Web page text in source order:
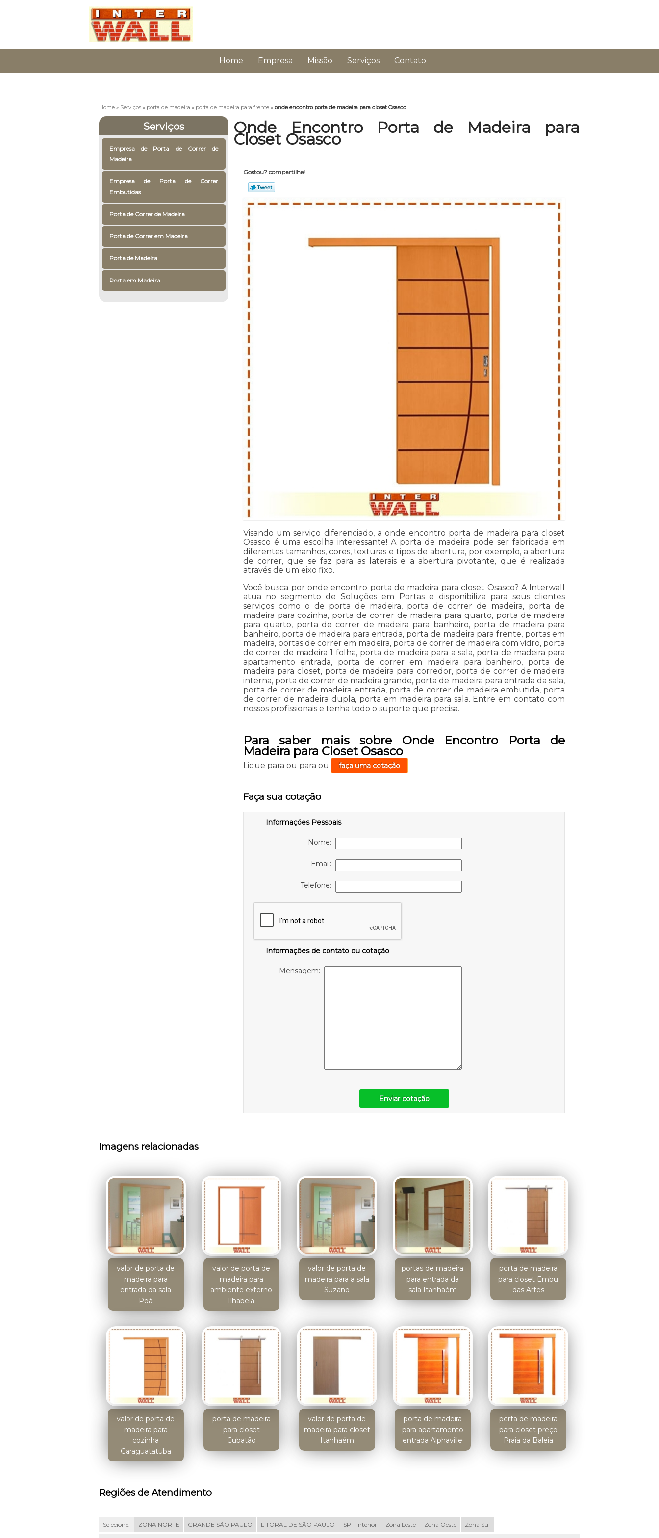
Home Empresa Missão Serviços Contato
Home » Serviços » porta de madeira » porta de madeira para frente » onde encontro porta de madeira para closet Osasco
Serviços
Empresa de Porta de Correr de
Madeira
Empresa de Porta de Correr
Embutidas
Porta de Correr de Madeira
Porta de Correr em Madeira
Porta de Madeira
Porta em Madeira
Onde Encontro Porta de Madeira para
Closet Osasco
Gostou? compartilhe!
Visando um serviço diferenciado, a onde encontro porta de madeira para closet
Osasco é uma escolha interessante! A porta de madeira pode ser fabricada em
diferentes tamanhos, cores, texturas e tipos de abertura, por exemplo, a abertura
de correr, que se faz para as laterais e a abertura pivotante, que é realizada
através de um eixo fixo.
Você busca por onde encontro porta de madeira para closet Osasco? A Interwall
atua no segmento de Soluções em Portas e disponibiliza para seus clientes
serviços como o de porta de madeira, porta de correr de madeira, porta de
madeira para cozinha, porta de correr de madeira para quarto, porta de madeira
para quarto, porta de correr de madeira para banheiro, porta de madeira para
banheiro, porta de madeira para entrada, porta de madeira para frente, portas em
madeira, portas de correr em madeira, porta de correr de madeira com vidro, porta
de correr de madeira 1 folha, porta de madeira para a sala, porta de madeira para
apartamento entrada, porta de correr em madeira para banheiro, porta de
madeira para closet, porta de madeira para corredor, porta de correr de madeira
interna, porta de correr de madeira grande, porta de madeira para entrada da sala,
porta de correr de madeira entrada, porta de correr de madeira embutida, porta
de correr de madeira dupla, porta em madeira para sala. Entre em contato com
nossos profissionais e tenha todo o suporte que precisa.
Para saber mais sobre Onde Encontro Porta de
Madeira para Closet Osasco
Ligue para ou para ou faça uma cotação
Faça sua cotação
Informações Pessoais
Nome:
Email:
Telefone:
Informações de contato ou cotação
Mensagem:
Enviar cotação
Imagens relacionadas
valor de porta de
madeira para
entrada da sala
Poá
valor de porta de
madeira para
ambiente externo
Ilhabela
valor de porta de
madeira para a sala
Suzano
portas de madeira
para entrada da
sala Itanhaém
porta de madeira
para closet Embu
das Artes
valor de porta de
madeira para
cozinha
Caraguatatuba
porta de madeira
para closet
Cubatão
valor de porta de
madeira para closet
Itanhaém
porta de madeira
para apartamento
entrada Alphaville
porta de madeira
para closet preço
Praia da Baleia
Regiões de Atendimento
Selecione: ZONA NORTE GRANDE SÃO PAULO LITORAL DE SÃO PAULO SP - Interior Zona Leste Zona Oeste Zona Sul